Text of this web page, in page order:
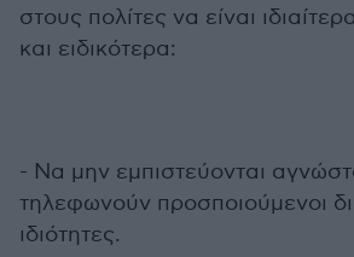
στους πολίτες να είναι
και ειδικότερα:
- Να μην εμπιστεύονται
τηλεφωνούν προσποιούμενοι
ιδιότητες.